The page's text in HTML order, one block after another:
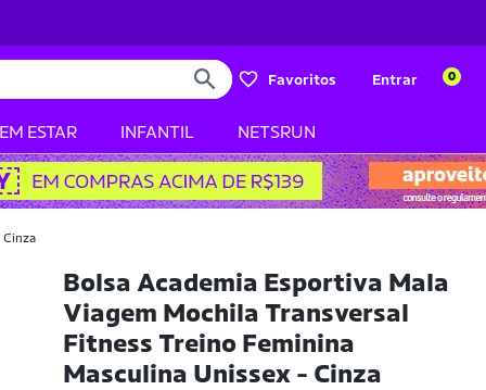
Favoritos Entrar 0
ESTAR INFANTIL NETSRUN
Bolsa Academia Esportiva Mala
Viagem Mochila Transversal
Fitness Treino Feminina
Masculina Unissex - Cinza